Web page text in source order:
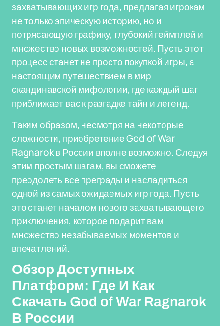
захватывающих игр года, предлагая игрокам
не только эпическую историю, но и
потрясающую графику, глубокий геймплей и
множество новых возможностей. Пусть этот
процесс станет не просто покупкой игры, а
настоящим путешествием в мир
скандинавской мифологии, где каждый шаг
приближает вас к разгадке тайн и легенд.
Таким образом, несмотря на некоторые
сложности, приобретение God of War
Ragnarok в России вполне возможно. Следуя
этим простым шагам, вы сможете
преодолеть все преграды и насладиться
одной из самых ожидаемых игр года. Пусть
это станет началом нового захватывающего
приключения, которое подарит вам
множество незабываемых моментов и
впечатлений.
Обзор Доступных
Платформ: Где И Как
Скачать God of War Ragnarok
В России